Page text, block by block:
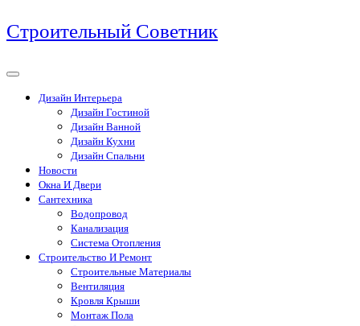
Перейти
к
Строительный Советник
Дизайн Интерьера
Дизайн Гостиной
Дизайн Ванной
Дизайн Кухни
Дизайн Спальни
Новости
Окна И Двери
Сантехника
Водопровод
Канализация
Система Отопления
Строительство И Ремонт
Строительные Материалы
Вентиляция
Кровля Крыши
Монтаж Пола